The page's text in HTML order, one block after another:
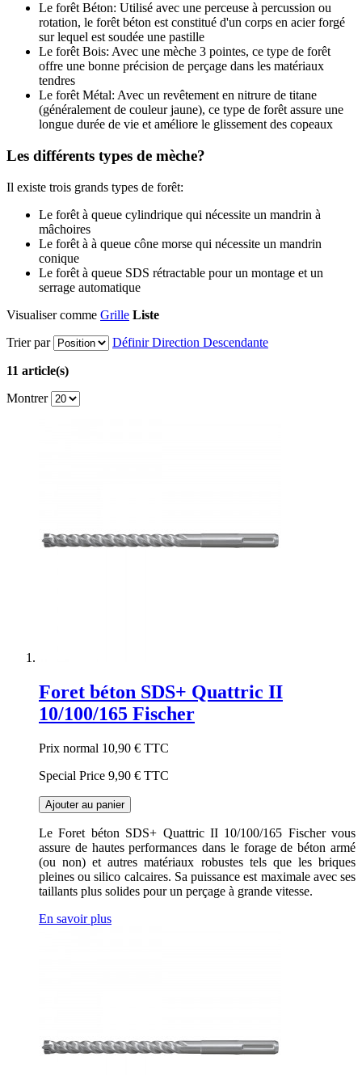
Le forêt Béton: Utilisé avec une perceuse à percussion ou
rotation, le forêt béton est constitué d'un corps en acier forgé
sur lequel est soudée une pastille
Le forêt Bois: Avec une mèche 3 pointes, ce type de forêt
offre une bonne précision de perçage dans les matériaux
tendres
Le forêt Métal: Avec un revêtement en nitrure de titane
(généralement de couleur jaune), ce type de forêt assure une
longue durée de vie et améliore le glissement des copeaux
Les différents types de mèche?
Il existe trois grands types de forêt:
Le forêt à queue cylindrique qui nécessite un mandrin à
mâchoires
Le forêt à à queue cône morse qui nécessite un mandrin
conique
Le forêt à queue SDS rétractable pour un montage et un
serrage automatique
Visualiser comme Grille Liste
Trier par
Définir Direction Descendante
11 article(s)
Montrer
Foret béton SDS+ Quattric II
10/100/165 Fischer
Prix normal 10,90 € TTC
Special Price 9,90 € TTC
Ajouter au panier
Le Foret béton SDS+ Quattric II 10/100/165 Fischer vous
assure de hautes performances dans le forage de béton armé
(ou non) et autres matériaux robustes tels que les briques
pleines ou silico calcaires. Sa puissance est maximale avec ses
taillants plus solides pour un perçage à grande vitesse.
En savoir plus